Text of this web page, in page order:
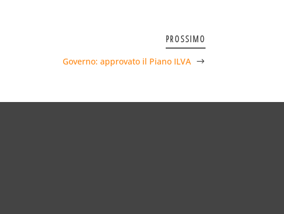
PROSSIMO
Governo: approvato il Piano ILVA